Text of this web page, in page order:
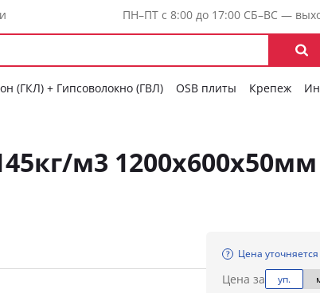
ПН–ПТ с 8:00 до 17:00 СБ–ВС —
(ГКЛ) + Гипсоволокно (ГВЛ) OSB плиты Крепеж
м3 1200х600х50мм
Цена уточняется
Цена за уп.